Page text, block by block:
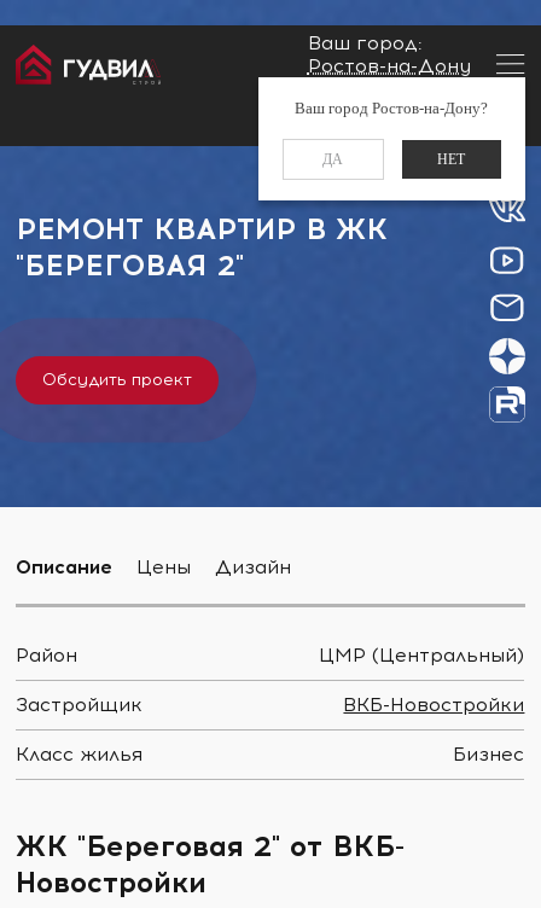
Ваш город:
Ростов-на-Дону
Ваш город Ростов-на-Дону?
ДА НЕТ
Заказать звонок
Главная Застройщики
РЕМОНТ КВАРТИР В ЖК
"БЕРЕГОВАЯ 2"
Обсудить проект
Описание Цены Дизайн
Район ЦМР (Центральный)
Застройщик ВКБ-Новостройки
Класс жилья Бизнес
ЖК "Береговая 2" от ВКБ-
Новостройки